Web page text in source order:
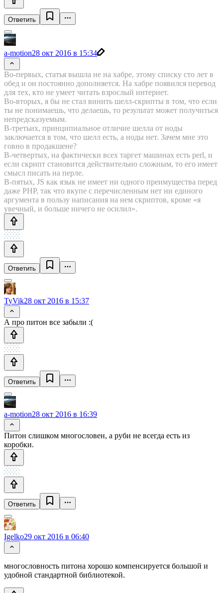
Ответить
a-motion28 окт 2016 в 15:34
Во-первых, статья вышла не на хабре, этому списку сто лет в
обед и он постоянно дополняется. На хабре появился перевод
для тех, кто не умеет читать взрослый интернет.
Во-вторых, я бы не стал винить шелл-скрипты в том, что если
ты не понимаешь, что делаешь, то результат может получиться
непредсказуемым.
В-третьих, принципиальное отличие шелла от ноды
заключается в том, что шелл есть, а ноды нет. Зачем мне это
говно в продакшене?
В-четвертых, на фактически всех таргет машинах есть perl, и
если скрипт становится действительно сложным, то его имеет
смысл писать на перле.
В-пятых, JS как язык не имеет ни одного преимущества перед
даже PHP, так что вкупе с перечисленным нет ни единого
аргумента в пользу написания на нем скриптов, кроме «я
увечный, и больше ничего не осилил».
Ответить
TyVik28 окт 2016 в 15:37
А про питон все забыли :(
Ответить
a-motion28 окт 2016 в 16:39
Питон слишком многословен, а руби не всегда есть из
коробки.
Ответить
Igelko29 окт 2016 в 06:40
многословность питона хорошо компенсируется большой и
удобной стандартной библиотекой.